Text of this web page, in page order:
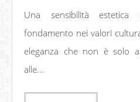
Una sensibilità
fondamento nei valori
eleganza che non è solo
alle...